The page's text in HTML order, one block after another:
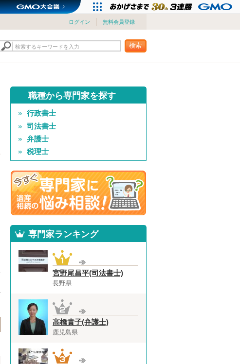
ログイン 無料会員登録
検索するキーワードを入力 検索
職種から専門家を探す
行政書士
司法書士
弁護士
税理士
専門家ランキング
宮野尾昌平(司法書士)
長野県
高橋貴子(弁護士)
鹿児島県